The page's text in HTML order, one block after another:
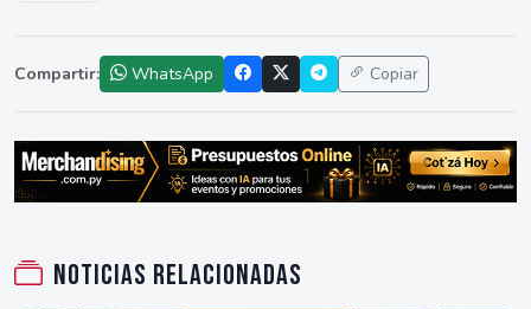
Compartir: WhatsApp Copiar
Noticias relacionadas